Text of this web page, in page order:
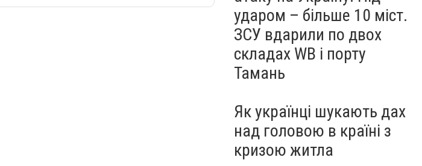
ударом – більше 10 міст.
ЗСУ вдарили по двох
складах WB і порту
Тамань
Як українці шукають дах
над головою в країні з
кризою житла